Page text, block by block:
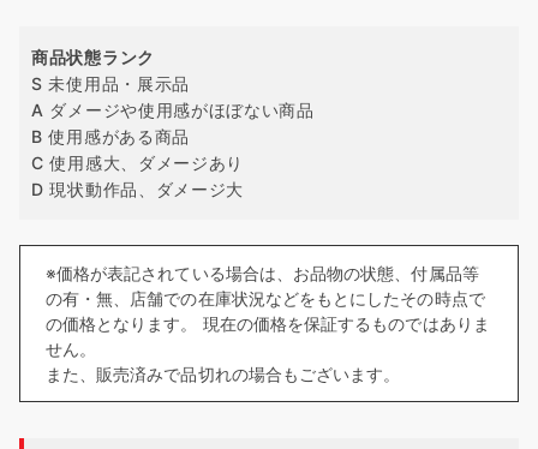
商品状態ランク
S 未使用品・展示品
A ダメージや使用感がほぼない商品
B 使用感がある商品
C 使用感大、ダメージあり
D 現状動作品、ダメージ大
※価格が表記されている場合は、お品物の状態、付属品等
の有・無、店舗での在庫状況などをもとにしたその時点で
の価格となります。 現在の価格を保証するものではありま
せん。
また、販売済みで品切れの場合もございます。